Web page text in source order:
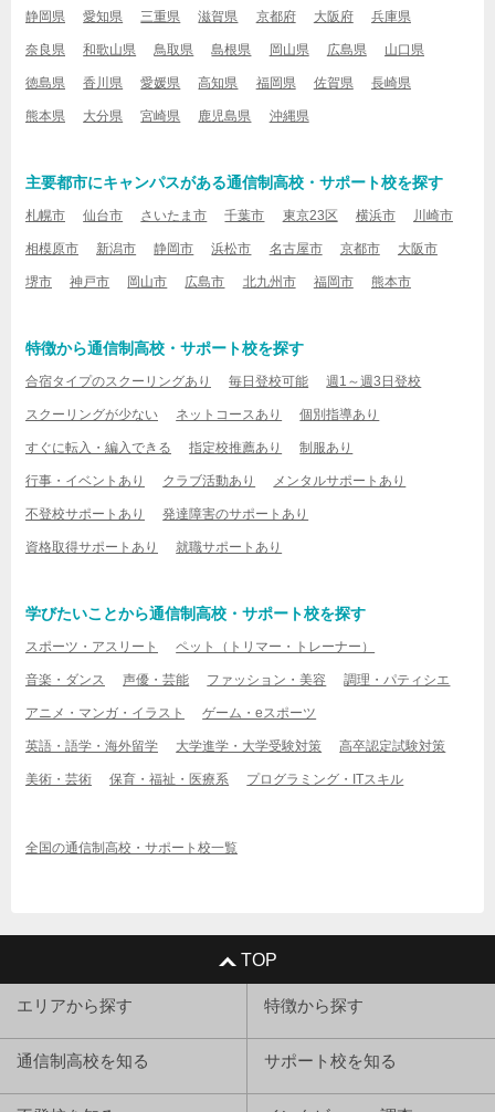
静岡県 愛知県 三重県 滋賀県 京都府 大阪府 兵庫県
奈良県 和歌山県 鳥取県 島根県 岡山県 広島県 山口県
徳島県 香川県 愛媛県 高知県 福岡県 佐賀県 長崎県
熊本県 大分県 宮崎県 鹿児島県 沖縄県
主要都市にキャンパスがある通信制高校・サポート校を探す
札幌市 仙台市 さいたま市 千葉市 東京23区 横浜市 川崎市
相模原市 新潟市 静岡市 浜松市 名古屋市 京都市 大阪市
堺市 神戸市 岡山市 広島市 北九州市 福岡市 熊本市
特徴から通信制高校・サポート校を探す
合宿タイプのスクーリングあり 毎日登校可能 週1～週3日登校
スクーリングが少ない ネットコースあり 個別指導あり
すぐに転入・編入できる 指定校推薦あり 制服あり
行事・イベントあり クラブ活動あり メンタルサポートあり
不登校サポートあり 発達障害のサポートあり
資格取得サポートあり 就職サポートあり
学びたいことから通信制高校・サポート校を探す
スポーツ・アスリート ペット（トリマー・トレーナー）
音楽・ダンス 声優・芸能 ファッション・美容 調理・パティシエ
アニメ・マンガ・イラスト ゲーム・eスポーツ
英語・語学・海外留学 大学進学・大学受験対策 高卒認定試験対策
美術・芸術 保育・福祉・医療系 プログラミング・ITスキル
全国の通信制高校・サポート校一覧
TOP
エリアから探す 特徴から探す
通信制高校を知る サポート校を知る